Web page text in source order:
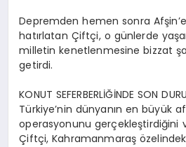
Depremden hemen sonra
hatırlatan Çiftçi, o günlerde
milletin kenetlenmesine bizzat
getirdi.
KONUT SEFERBERLİĞİNDE SON
Türkiye’nin dünyanın en büyük
operasyonunu gerçekleştirdiğini
Çiftçi, Kahramanmaraş